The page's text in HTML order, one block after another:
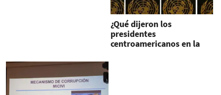
¿Qué dijeron los
presidentes
centroamericanos en la